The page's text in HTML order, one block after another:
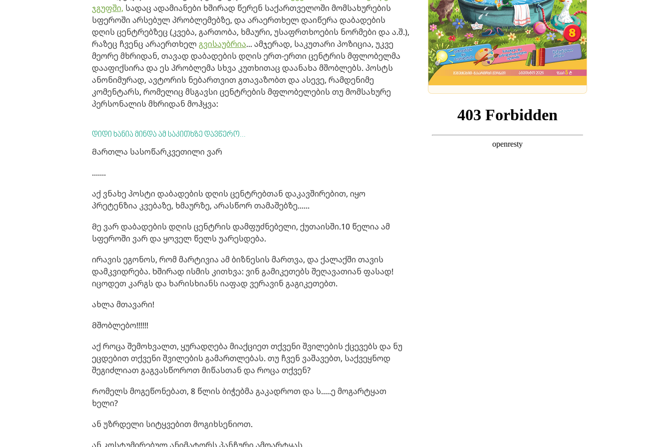
ჯგუფში, სადაც ადამიანები ხშირად წერენ საქართველოში მომსახურების
სფეროში არსებულ პრობლემებზე, და არაერთხელ დაიწერა დაბადების
დღის ცენტრებზეც (კვება, გართობა, ხმაური, უსაფრთხოების ნორმები და ა.შ.),
რაზეც ჩვენც არაერთხელ გვისაუბრია... ამჯერად, საკუთარი პოზიცია, უკვე
მეორე მხრიდან, თავად დაბადების დღის ერთ-ერთი ცენტრის მფლობელმა
დააფიქსირა და ეს პრობლემა სხვა კუთხითაც დაანახა მშობლებს. პოსტს
ანონიმურად, ავტორის ნებართვით გთავაზობთ და ასევე, რამდენიმე
კომენტარს, რომელიც მსგავსი ცენტრების მფლობელების თუ მომსახურე
პერსონალის მხრიდან მოჰყვა:
დიდი ხანია მინდა ამ საკითხზე დავწერო...
Მართლა სასოწარკვეთილი ვარ
.......
აქ ვნახე პოსტი დაბადების დღის ცენტრებთან დაკავშირებით, იყო
პრეტენზია კვებაზე, ხმაურზე, არასწორ თამაშებზე......
Მე ვარ დაბადების დღის ცენტრის დამფუძნებელი, ქუთაისში.10 წელია ამ
სფეროში ვარ და ყოველ წელს უარესდება.
ირავის ეგონოს, რომ მარტივია ამ ბიზნესის მართვა, და ქალაქში თავის
დამკვიდრება. Ხშირად ისმის კითხვა: ვინ გამიკეთებს შეღავათიან ფასად!
იცოდეთ კარგს და ხარისხიანს იაფად ვერავინ გაგიკეთებთ.
ახლა მთავარი!
Მშობლებო!!!!!!
აქ როცა შემოხვალთ, ყურადღება მიაქციეთ თქვენი შვილების ქცევებს და ნუ
ეცდებით თქვენი შვილების გამართლებას. თუ ჩვენ ვაშავებთ, საქვეყნოდ
შეგიძლიათ გაგვასწოროთ მიწასთან და როცა თქვენ?
Რომელს მოგეწონებათ, 8 წლის ბიჭებმა გაკადროთ და ს.....ე მოგარტყათ
ხელი?
ან უზრდელი სიტყვებით მოგიხსენიოთ.